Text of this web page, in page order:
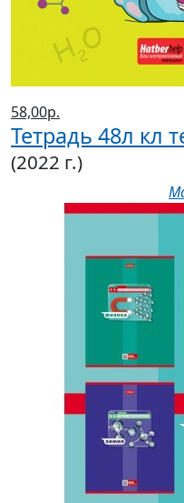
58,00р.
Тетрадь 48л кл
(2022 г.)